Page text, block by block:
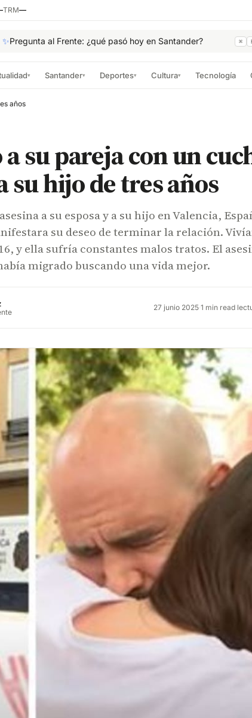
TRM—
✨Pregunta al Frente: ¿qué pasó hoy en Santander? ⌘
▾ Santander▾ Deportes▾ Cultura▾ Tecnología
años
a su pareja con un
su hijo de tres años
a su esposa y a su hijo en Valencia,
su deseo de terminar la relación.
y ella sufría constantes malos tratos. El
migrado buscando una vida mejor.
27 junio 2025·1 min read